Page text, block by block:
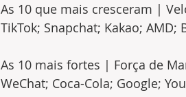
As 10 que mais cresceram |
TikTok; Snapchat; Kakao; AMD;
As 10 mais fortes | Força de
WeChat; Coca-Cola; Google;